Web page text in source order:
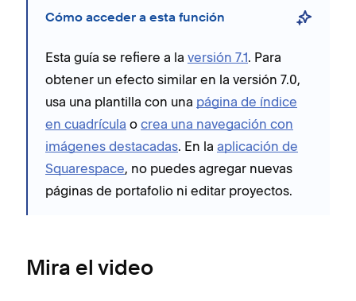
Cómo acceder a esta función
Esta guía se refiere a la versión 7.1. Para
obtener un efecto similar en la versión 7.0,
usa una plantilla con una página de índice
en cuadrícula o crea una navegación con
imágenes destacadas. En la aplicación de
Squarespace, no puedes agregar nuevas
páginas de portafolio ni editar proyectos.
Mira el video